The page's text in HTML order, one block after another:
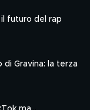
il futuro del rap
di Gravina: la terza